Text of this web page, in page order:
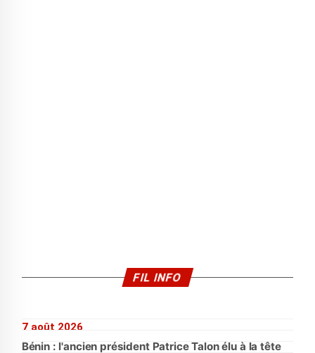
FIL INFO
7 août 2026
Bénin : l'ancien président Patrice Talon élu à la tête